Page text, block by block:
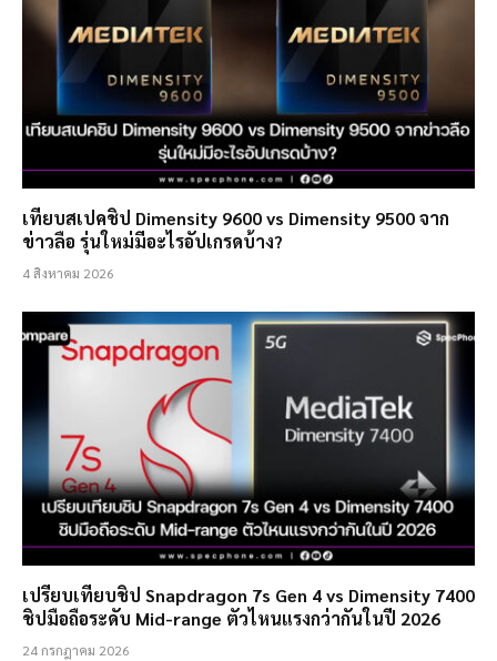
เทียบสเปคชิป Dimensity 9600 vs Dimensity 9500 จาก
ข่าวลือ รุ่นใหม่มีอะไรอัปเกรดบ้าง?
4 สิงหาคม 2026
เปรียบเทียบชิป Snapdragon 7s Gen 4 vs Dimensity 7400
ชิปมือถือระดับ Mid-range ตัวไหนแรงกว่ากันในปี 2026
24 กรกฎาคม 2026